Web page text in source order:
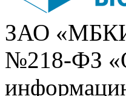
ЗАО
№218-ФЗ